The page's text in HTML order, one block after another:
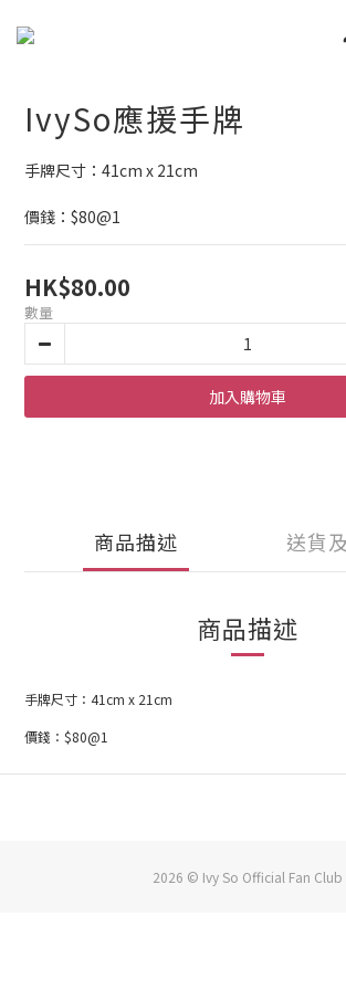
IvySo應援手牌
手牌尺寸：41cm x 21cm
價錢：$80@1
HK$80.00
數量
加入購物車
商品描述 送貨
商品描述
手牌尺寸：41cm x 21cm
價錢：$80@1
2026 © Ivy So Official Fan Club